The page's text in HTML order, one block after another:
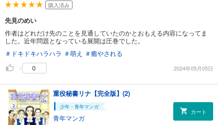
購入済み
先見のめい
作者はどれだけ先のことを見通していたのかとおもえる内容になってま
した。近年問題となっている展開は圧巻でした。
＃ドキドキハラハラ ＃萌え ＃癒やされる
0
2024年05月05日
重役秘書リナ【完全版】(2)
少年・青年マンガ
青年マンガ
カート